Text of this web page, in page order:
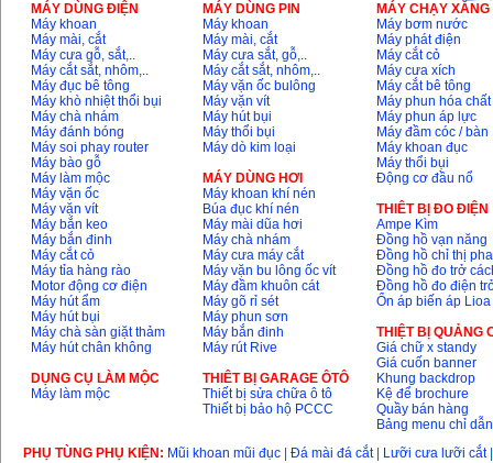
MÁY DÙNG ĐIỆN
Máy khoan
Máy mài, cắt
Máy cưa gỗ, sắt,..
Máy cắt sắt, nhôm,..
Máy đục bê tông
Máy khò nhiệt thổi bụi
Máy chà nhám
Máy đánh bóng
Máy soi phay router
Máy bào gỗ
Máy làm mộc
Máy vặn ốc
Máy vặn vít
Máy bắn keo
Máy bắn đinh
Máy cắt cỏ
Máy tỉa hàng rào
Motor động cơ điện
Máy hút ẩm
Máy hút bụi
Máy chà sàn giặt thảm
Máy hút chân không
DỤNG CỤ LÀM MỘC
Máy làm mộc
MÁY DÙNG PIN
Máy khoan
Máy mài, cắt
Máy cưa sắt, gỗ,..
Máy cắt sắt, nhôm,..
Máy vặn ốc bulông
Máy vặn vít
Máy hút bụi
Máy thổi bụi
Máy dò kim loại
MÁY DÙNG HƠI
Máy khoan khí nén
Búa đục khí nén
Máy mài dũa hơi
Máy chà nhám
Máy cưa máy cắt
Máy vặn bu lông ốc vít
Máy đầm khuôn cát
Máy gõ rỉ sét
Máy phun sơn
Máy bắn đinh
Máy rút Rive
THIÊT BỊ GARAGE ÔTÔ
Thiết bị sửa chữa ô tô
Thiết bị bảo hộ PCCC
MÁY CHẠY
Máy bơm nước
Máy phát điện
Máy cắt cỏ
Máy cưa xích
Máy cắt bê tông
Máy phun hóa chất
Máy phun áp lực
Máy đầm cóc / bàn
Máy khoan đục
Máy thổi bụi
Động cơ đầu nổ
THIÊT BỊ ĐO ĐIỆN
Ampe Kìm
Đồng hồ vạn năng
Đồng hồ chỉ thị pha
Đồng hồ đo trở
Đồng hồ đo điện
Ổn áp biến áp Lioa
THIỆT BỊ QUẢNG
Giá chữ x standy
Giá cuốn banner
Khung backdrop
Kệ để brochure
Quầy bán hàng
Bảng menu chỉ dẫn
PHỤ TÙNG PHỤ KIỆN: Mũi khoan mũi đục Đá mài đá cắt| Lưỡi cưa lưỡi cắt